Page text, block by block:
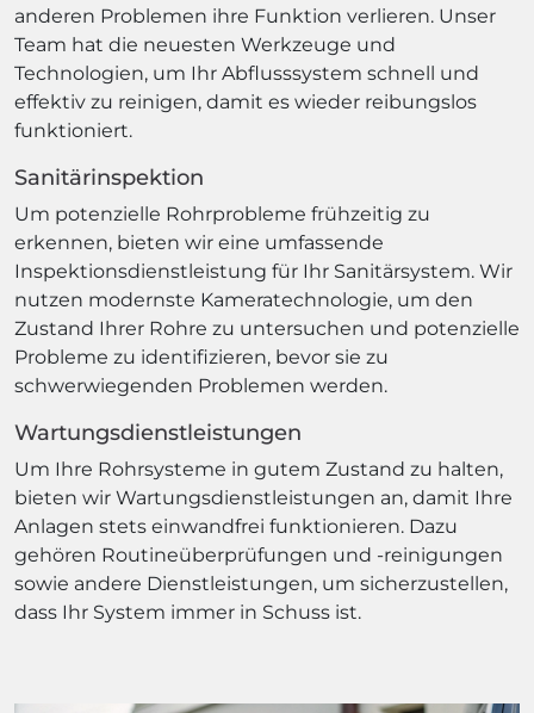
anderen Problemen ihre Funktion verlieren. Unser
Team hat die neuesten Werkzeuge und
Technologien, um Ihr Abflusssystem schnell und
effektiv zu reinigen, damit es wieder reibungslos
funktioniert.
Sanitärinspektion
Um potenzielle Rohrprobleme frühzeitig zu
erkennen, bieten wir eine umfassende
Inspektionsdienstleistung für Ihr Sanitärsystem. Wir
nutzen modernste Kameratechnologie, um den
Zustand Ihrer Rohre zu untersuchen und potenzielle
Probleme zu identifizieren, bevor sie zu
schwerwiegenden Problemen werden.
Wartungsdienstleistungen
Um Ihre Rohrsysteme in gutem Zustand zu halten,
bieten wir Wartungsdienstleistungen an, damit Ihre
Anlagen stets einwandfrei funktionieren. Dazu
gehören Routineüberprüfungen und -reinigungen
sowie andere Dienstleistungen, um sicherzustellen,
dass Ihr System immer in Schuss ist.